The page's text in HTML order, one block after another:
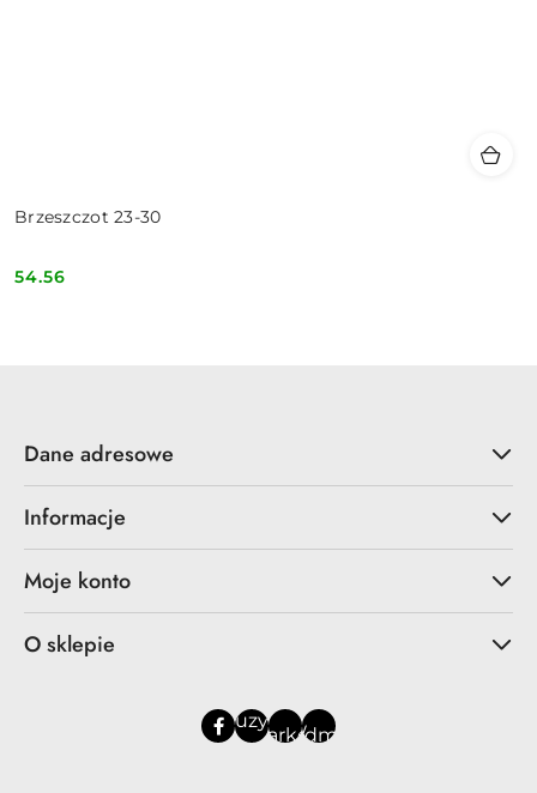
Brzeszczot 23-30
Cena:
54.56
Dane adresowe
Informacje
Moje konto
O sklepie